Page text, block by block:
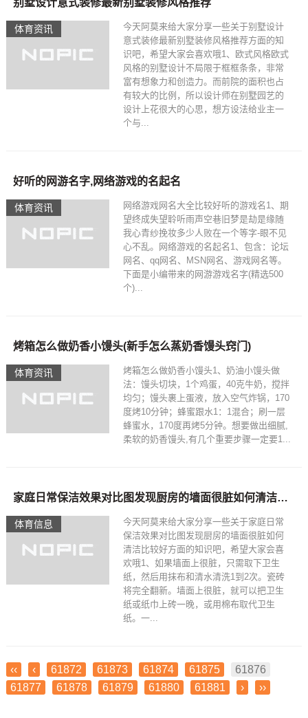
体育资讯
别墅设计意式装修最新别墅装修风格推荐
今天阿莫来给大家分享一些关于别墅设计
意式装修最新别墅装修风格推荐方面的知
识吧，希望大家会喜欢哦1、欧式风格欧式
风格的别墅设计不局限于框框条条，非常
富有想象力和创造力。而前院的面积也占
有较大的比例，所以设计师在别墅园艺的
设计上花很大的心思，想方设法给业主一
个与...
体育资讯
好听的网游名字,网络游戏的名起名
网络游戏网名大全比较好听的游戏名1、期
望终成失望聆听雨声空巷旧梦是劫是缘随
我心青纱挽妆多少人败在一个等字-眼不见
心不乱。网络游戏的名起名1、包含：论坛
网名、qq网名、MSN网名、游戏网名等。
下面是小编带来的网游游戏名字(精选500
个)...
体育资讯
烤箱怎么做奶香小馒头(新手怎么蒸奶香馒头窍门)
烤箱怎么做奶香小馒头1、奶油小馒头做
法：馒头切块，1个鸡蛋，40克牛奶，搅拌
均匀；馒头裹上蛋液，放入空气炸锅，170
度烤10分钟；蜂蜜跟水1：1混合；刷一层
蜂蜜水，170度再烤5分钟。想要做出细腻,
柔软的奶香馒头,有几个重要步骤一定要1...
体育信息
家庭日常保洁效果对比图发现厨房的墙面很脏如何清洁比较好
今天阿莫来给大家分享一些关于家庭日常
保洁效果对比图发现厨房的墙面很脏如何
清洁比较好方面的知识吧，希望大家会喜
欢哦1、如果墙面上很脏，只需取下卫生
纸，然后用抹布和清水清洗1到2次。瓷砖
将完全翻新。墙面上很脏，就可以把卫生
纸或纸巾上砖一晚，或用棉布取代卫生
纸。一...
‹‹ ‹ 61872 61873 61874 61875
61876
61877
61878 61879 61880 61881 › ››